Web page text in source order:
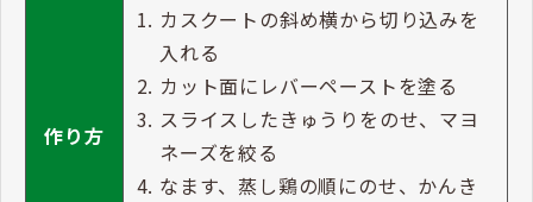
作り方
カスクートの斜め横から切り込みを
入れる
カット面にレバーペーストを塗る
スライスしたきゅうりをのせ、マヨ
ネーズを絞る
なます、蒸し鶏の順にのせ、かんき